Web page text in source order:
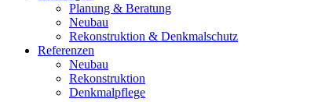
Planung & Beratung
Neubau
Rekonstruktion & Denkmalschutz
Referenzen
Neubau
Rekonstruktion
Denkmalpflege